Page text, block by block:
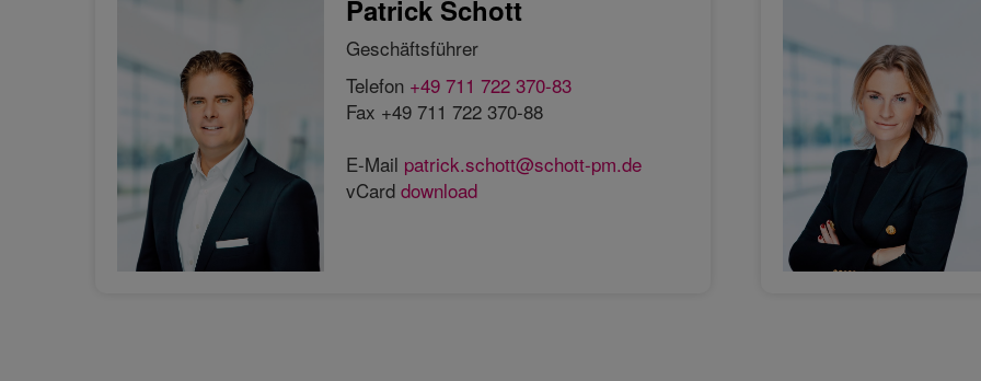
Patrick Schott
Geschäftsführer
Telefon +49 711 722 370-83
Fax +49 711 722 370-88
E-Mail patrick.schott@schott-pm.de
vCard download